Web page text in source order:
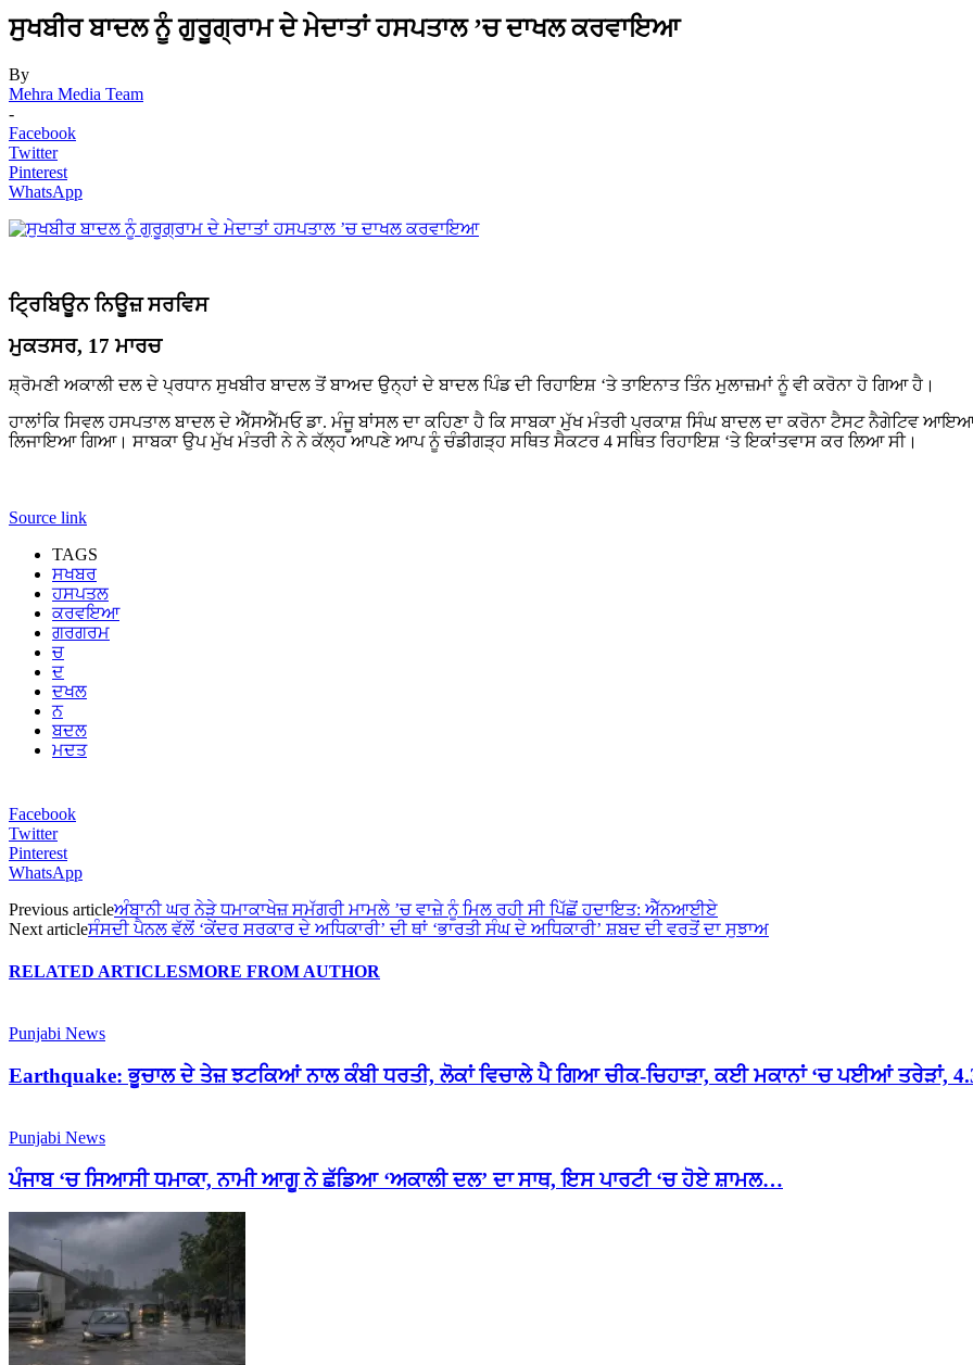
ਸੁਖਬੀਰ ਬਾਦਲ ਨੂੰ ਗੁਰੂਗ੍ਰਾਮ ਦੇ ਮੇਦਾਤਾਂ ਹਸਪਤਾਲ ’ਚ ਦਾਖਲ ਕਰਵਾਇਆ
By
Mehra Media Team
-
Facebook
Twitter
Pinterest
WhatsApp
ਟ੍ਰਿਬਿਊਨ ਨਿਊਜ਼ ਸਰਵਿਸ
ਮੁਕਤਸਰ, 17 ਮਾਰਚ
ਸ਼੍ਰੋਮਣੀ ਅਕਾਲੀ ਦਲ ਦੇ ਪ੍ਰਧਾਨ ਸੁਖਬੀਰ ਬਾਦਲ ਤੋਂ ਬਾਅਦ ਉਨ੍ਹਾਂ ਦੇ ਬਾਦਲ ਪਿੰਡ ਦੀ ਰਿਹਾਇਸ਼ ‘ਤੇ ਤਾਇਨਾਤ ਤਿੰਨ ਮੁਲਾਜ਼ਮਾਂ ਨੂੰ ਵੀ ਕਰੋਨਾ ਹੋ ਗਿਆ ਹੈ।
ਹਾਲਾਂਕਿ ਸਿਵਲ ਹਸਪਤਾਲ ਬਾਦਲ ਦੇ ਐੱਸਐੱਮਓ ਡਾ. ਮੰਜੂ ਬਾਂਸਲ ਦਾ ਕਹਿਣਾ ਹੈ ਕਿ ਸਾਬਕਾ ਮੁੱਖ ਮੰਤਰੀ ਪ੍ਰਕਾਸ਼ ਸਿੰਘ ਬਾਦਲ ਦਾ ਕਰੋਨਾ ਟੈਸਟ ਨੈਗੇਟਿਵ
ਲਿਜਾਇਆ ਗਿਆ। ਸਾਬਕਾ ਉਪ ਮੁੱਖ ਮੰਤਰੀ ਨੇ ਨੇ ਕੱਲ੍ਹ ਆਪਣੇ ਆਪ ਨੂੰ ਚੰਡੀਗੜ੍ਹ ਸਥਿਤ ਸੈਕਟਰ 4 ਸਥਿਤ ਰਿਹਾਇਸ਼ ‘ਤੇ ਇਕਾਂਤਵਾਸ ਕਰ ਲਿਆ ਸੀ।
Source link
TAGS
ਸਖਬਰ
ਹਸਪਤਲ
ਕਰਵਇਆ
ਗਰਗਰਮ
ਚ
ਦ
ਦਖਲ
ਨ
ਬਦਲ
ਮਦਤ
Facebook
Twitter
Pinterest
WhatsApp
Previous articleਅੰਬਾਨੀ ਘਰ ਨੇੜੇ ਧਮਾਕਾਖੇਜ਼ ਸਮੱਗਰੀ ਮਾਮਲੇ ’ਚ ਵਾਜ਼ੇ ਨੂੰ ਮਿਲ ਰਹੀ ਸੀ ਪਿੱਛੋਂ ਹਦਾਇਤ: ਐੱਨਆਈਏ
Next articleਸੰਸਦੀ ਪੈਨਲ ਵੱਲੋਂ ‘ਕੇਂਦਰ ਸਰਕਾਰ ਦੇ ਅਧਿਕਾਰੀ’ ਦੀ ਥਾਂ ‘ਭਾਰਤੀ ਸੰਘ ਦੇ ਅਧਿਕਾਰੀ’ ਸ਼ਬਦ ਦੀ ਵਰਤੋਂ ਦਾ ਸੁਝਾਅ
RELATED ARTICLESMORE FROM AUTHOR
Punjabi News
Earthquake: ਭੂਚਾਲ ਦੇ ਤੇਜ਼ ਝਟਕਿਆਂ ਨਾਲ ਕੰਬੀ ਧਰਤੀ, ਲੋਕਾਂ ਵਿਚਾਲੇ ਪੈ ਗਿਆ ਚੀਕ-ਚਿਹਾੜਾ, ਕਈ ਮਕਾਨਾਂ ‘ਚ ਪਈਆਂ ਤਰੇੜਾਂ,
Punjabi News
ਪੰਜਾਬ ‘ਚ ਸਿਆਸੀ ਧਮਾਕਾ, ਨਾਮੀ ਆਗੂ ਨੇ ਛੱਡਿਆ ‘ਅਕਾਲੀ ਦਲ’ ਦਾ ਸਾਥ, ਇਸ ਪਾਰਟੀ ‘ਚ ਹੋਏ ਸ਼ਾਮਲ…